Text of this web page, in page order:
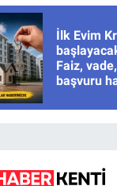
İlk Evim
Faiz,
başvuru